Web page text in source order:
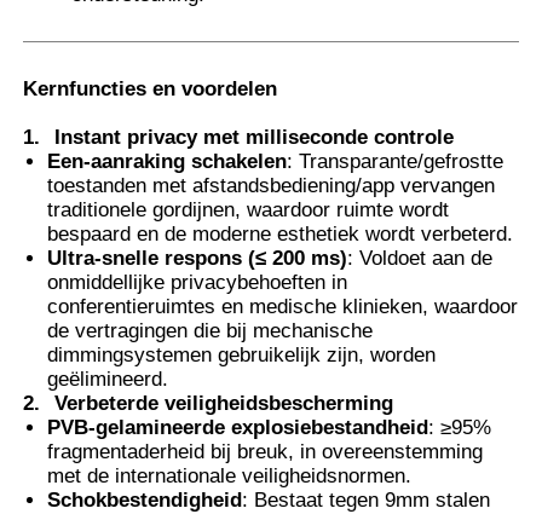
Kernfuncties en voordelen
1.
Instant privacy met milliseconde controle
Een-aanraking schakelen: Transparante/gefrostte
toestanden met afstandsbediening/app vervangen
traditionele gordijnen, waardoor ruimte wordt
bespaard en de moderne esthetiek wordt verbeterd.
Ultra-snelle respons (≤ 200 ms): Voldoet aan de
onmiddellijke privacybehoeften in
conferentieruimtes en medische klinieken, waardoor
de vertragingen die bij mechanische
dimmingsystemen gebruikelijk zijn, worden
geëlimineerd.
2.
Verbeterde veiligheidsbescherming
PVB-gelamineerde explosiebestandheid: ≥95%
fragmentaderheid bij breuk, in overeenstemming
met de internationale veiligheidsnormen.
Schokbestendigheid: Bestaat tegen 9mm stalen